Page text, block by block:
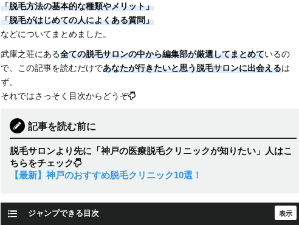
「脱毛方法の基本的な種類やメリット」
「脱毛がはじめての人によくある質問」
などについてまとめました。
武庫之荘にある全ての脱毛サロンの中から編集部が厳選してまとめているの
で、この記事を読むだけであなたが行きたいと思う脱毛サロンに出会えるは
ず。
それではさっそく目次からどうぞ
記事を読む前に
脱毛サロンより先に「神戸の医療脱毛クリニックが知りたい」人はこ
ちらをチェック
【最新】神戸のおすすめ脱毛クリニック10選！
ジャンプできる目次